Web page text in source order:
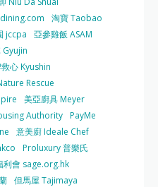
淘寶 Taobao
jccpa
亞參雞飯 ASAM
Gyujin
心 Kyushin
Rescue
美亞廚具 Meyer
Authority PayMe
意美廚 Ideale Chef
Proluxury 普樂氏
利會 sage.org.hk
但馬屋 Tajimaya